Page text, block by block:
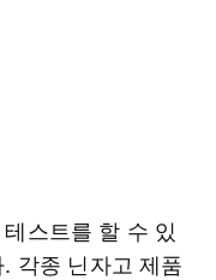
스트를 할 수 있
각종 닌자고 제품